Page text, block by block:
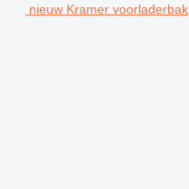
nieuw Kramer voorladerbak